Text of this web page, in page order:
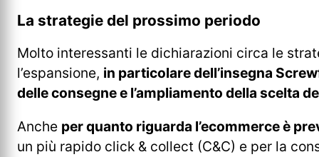
La strategie del prossimo periodo
Molto interessanti le dichiarazioni circa le
l’espansione, in particolare dell’insegna
delle consegne e l’ampliamento della scelta
Anche per quanto riguarda l’ecommerce è
un più rapido click & collect (C&C) e per la